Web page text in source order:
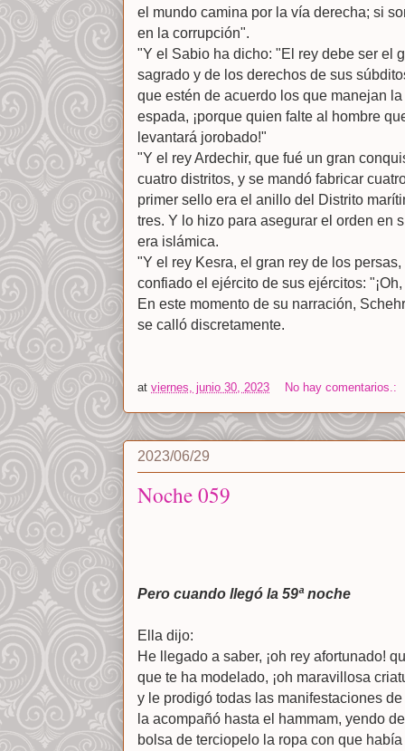
el mundo camina por la vía derecha; si
en la corrupción".
"Y el Sabio ha dicho: "El rey debe ser el
sagrado y de los derechos de sus
que estén de acuerdo los que manejan
espada, ¡porque quien falte al hombre
levantará jorobado!"
"Y el rey Ardechir, que fué un gran
cuatro distritos, y se mandó fabricar
primer sello era el anillo del Distrito
tres. Y lo hizo para asegurar el orden en
era islámica.
"Y el rey Kesra, el gran rey de los
confiado el ejército de sus ejércitos:
En este momento de su narración,
se calló discretamente.
at viernes, junio 30, 2023 No hay comentarios.:
2023/06/29
Noche 059
Pero cuando llegó la 59ª noche
Ella dijo:
He llegado a saber, ¡oh rey afortunado!
que te ha modelado, ¡oh maravillosa
y le prodigó todas las manifestaciones
la acompañó hasta el hammam, yendo
bolsa de terciopelo la ropa con que